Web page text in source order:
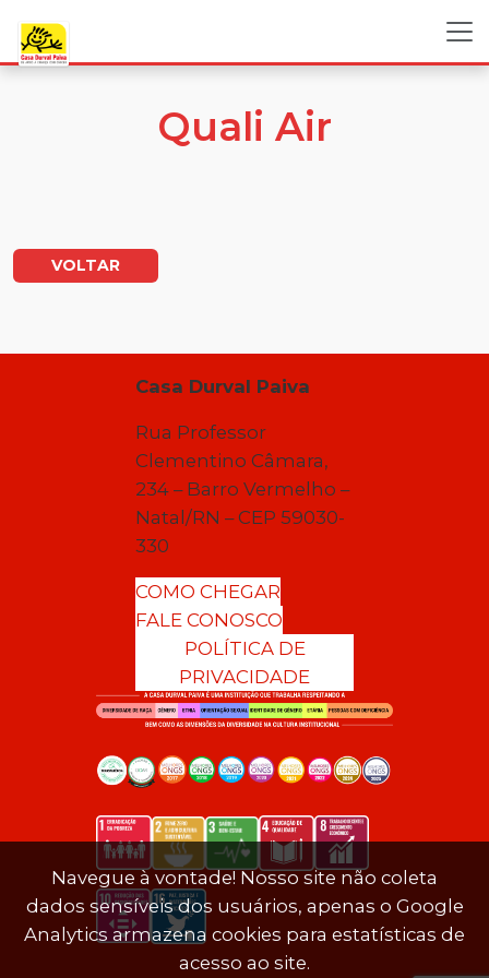
Quali Air
VOLTAR
Casa Durval Paiva
Rua Professor
Clementino Câmara,
234 – Barro Vermelho –
Natal/RN – CEP 59030-
330
COMO CHEGAR
FALE CONOSCO
POLÍTICA DE
PRIVACIDADE
Navegue à vontade! Nosso site não coleta
dados sensíveis dos usuários, apenas o Google
Analytics armazena cookies para estatísticas de
acesso ao site.